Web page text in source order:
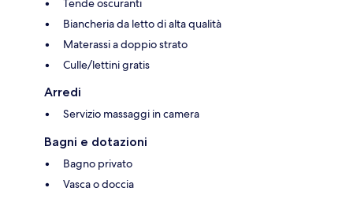
Tende oscuranti
Biancheria da letto di alta qualità
Materassi a doppio strato
Culle/lettini gratis
Arredi
Servizio massaggi in camera
Bagni e dotazioni
Bagno privato
Vasca o doccia